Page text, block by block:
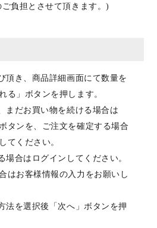
負担とさせて頂きます。)
頂き、商品詳細画面にて数量を
る」ボタンを押します。
まだお買い物を続ける場合は
タンを、ご注文を確定する場合
てください。
場合はログインしてください。
はお客様情報の入力をお願いし
法を選択後「次へ」ボタンを押